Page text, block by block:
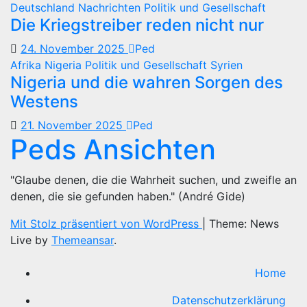
Deutschland Nachrichten Politik und Gesellschaft
Die Kriegstreiber reden nicht nur
24. November 2025
Ped
Afrika Nigeria Politik und Gesellschaft Syrien
Nigeria und die wahren Sorgen des
Westens
21. November 2025 Ped
Peds Ansichten
"Glaube denen, die die Wahrheit suchen, und zweifle an
denen, die sie gefunden haben." (André Gide)
Mit Stolz präsentiert von WordPress
Theme: News
Live by Themeansar.
Home
Datenschutzerklärung